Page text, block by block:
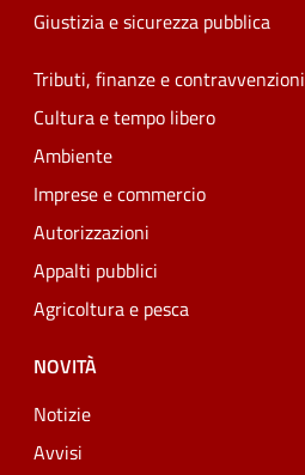
Giustizia e sicurezza pubblica
Tributi, finanze e contravvenzioni
Cultura e tempo libero
Ambiente
Imprese e commercio
Autorizzazioni
Appalti pubblici
Agricoltura e pesca
NOVITÀ
Notizie
Avvisi